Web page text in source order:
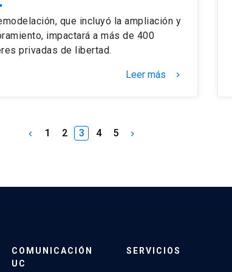
que incluyó la ampliación y
impactará a más de 400
privadas de libertad.
Leer más keyboard_arrow_right
keyboard_arrow_left 1 2 3 4 5 keyboard_arrow_right
COMUNICACIÓN
UC
SERVICIOS